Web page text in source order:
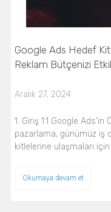
Google Ads Hedef
Reklam Bütçenizi
Aralık 27, 2024
1. Giriş 1.1 Google
pazarlama, günümüz iş
kitlelerine ulaşmaları
Okumaya devam et